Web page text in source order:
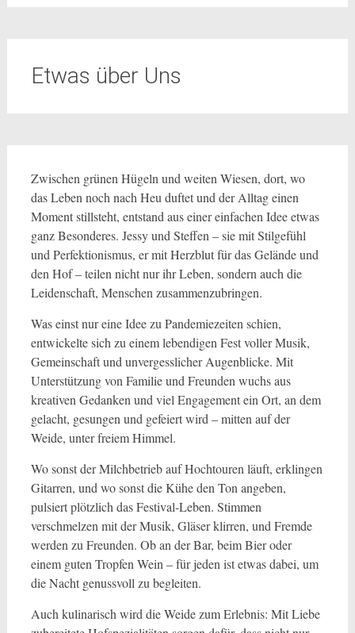
Etwas über Uns
Zwischen grünen Hügeln und weiten Wiesen, dort, wo
das Leben noch nach Heu duftet und der Alltag einen
Moment stillsteht, entstand aus einer einfachen Idee etwas
ganz Besonderes. Jessy und Steffen – sie mit Stilgefühl
und Perfektionismus, er mit Herzblut für das Gelände und
den Hof – teilen nicht nur ihr Leben, sondern auch die
Leidenschaft, Menschen zusammenzubringen.
Was einst nur eine Idee zu Pandemiezeiten schien,
entwickelte sich zu einem lebendigen Fest voller Musik,
Gemeinschaft und unvergesslicher Augenblicke. Mit
Unterstützung von Familie und Freunden wuchs aus
kreativen Gedanken und viel Engagement ein Ort, an dem
gelacht, gesungen und gefeiert wird – mitten auf der
Weide, unter freiem Himmel.
Wo sonst der Milchbetrieb auf Hochtouren läuft, erklingen
Gitarren, und wo sonst die Kühe den Ton angeben,
pulsiert plötzlich das Festival-Leben. Stimmen
verschmelzen mit der Musik, Gläser klirren, und Fremde
werden zu Freunden. Ob an der Bar, beim Bier oder
einem guten Tropfen Wein – für jeden ist etwas dabei, um
die Nacht genussvoll zu begleiten.
Auch kulinarisch wird die Weide zum Erlebnis: Mit Liebe